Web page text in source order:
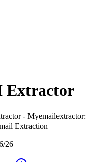
Extractor
-
Extraction
26